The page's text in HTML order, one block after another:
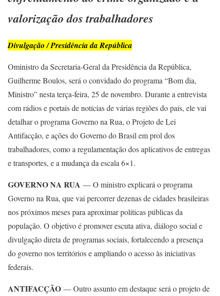
valorização dos trabalhadores
Divulgação / Presidência da República
Oministro da Secretaria-Geral da Presidência da República,
Guilherme Boulos, será o convidado do programa “Bom dia,
Ministro” nesta terça-feira, 25 de novembro. Durante a entrevista
com rádios e portais de notícias de várias regiões do país, ele vai
detalhar o programa Governo na Rua, o Projeto de Lei
Antifacção, e ações do Governo do Brasil em prol dos
trabalhadores, como a regulamentação dos aplicativos de entregas
e transportes, e a mudança da escala 6×1.
GOVERNO NA RUA — O ministro explicará o programa
Governo na Rua, que vai percorrer dezenas de cidades brasileiras
nos próximos meses para aproximar políticas públicas da
população. O objetivo é promover escuta ativa, diálogo social e
divulgação direta de programas sociais, fortalecendo a presença
do governo nos territórios e ampliando o acesso às iniciativas
federais.
ANTIFACÇÃO — Outro assunto em destaque será o projeto de